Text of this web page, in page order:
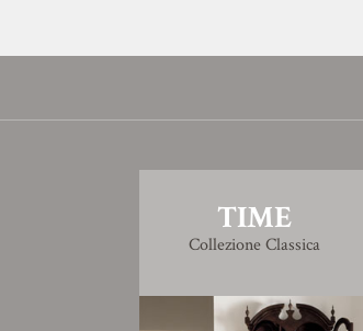
TIME
Collezione Classica